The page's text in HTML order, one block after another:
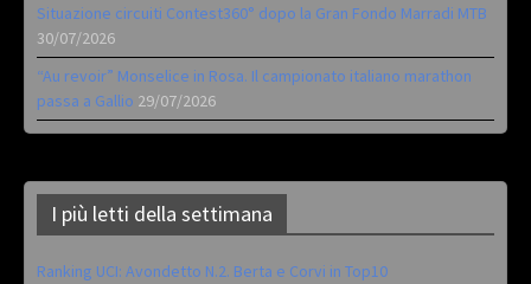
Situazione circuiti Contest360° dopo la Gran Fondo Marradi MTB
30/07/2026
“Au revoir” Monselice in Rosa. Il campionato italiano marathon
passa a Gallio 29/07/2026
I più letti della settimana
Ranking UCI: Avondetto N.2. Berta e Corvi in Top10